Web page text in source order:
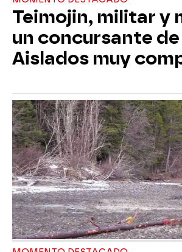
Teimojin, militar y
un concursante de
Aislados muy